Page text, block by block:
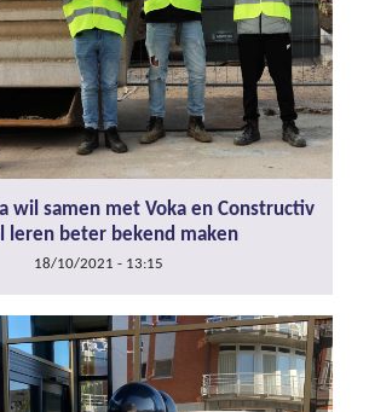
wil samen met Voka en Constructiv
leren beter bekend maken
18/10/2021 - 13:15